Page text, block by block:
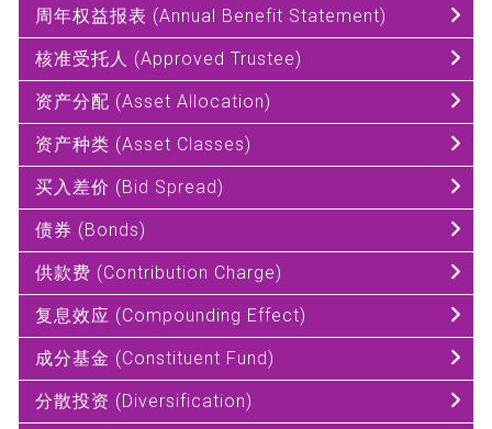
周年权益报表 (Annual Benefit Statement)
核准受托人 (Approved Trustee)
资产分配 (Asset Allocation)
资产种类 (Asset Classes)
买入差价 (Bid Spread)
债券 (Bonds)
供款费 (Contribution Charge)
复息效应 (Compounding Effect)
成分基金 (Constituent Fund)
分散投资 (Diversification)